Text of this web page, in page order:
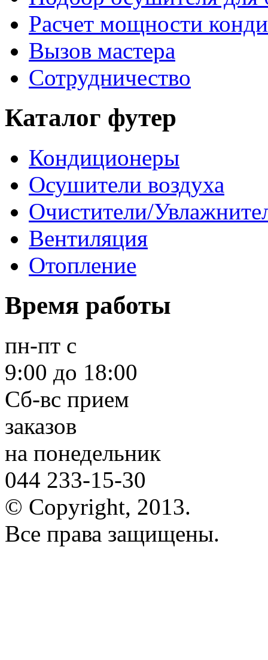
Расчет мощности
Вызов мастера
Сотрудничество
Каталог футер
Кондиционеры
Осушители воздуха
Очистители/
Вентиляция
Отопление
Время работы
пн-пт с
9:00 до 18:00
Сб-вс прием
заказов
на понедельник
044 233-15-30
© Copyright, 2013.
Все права защищены.